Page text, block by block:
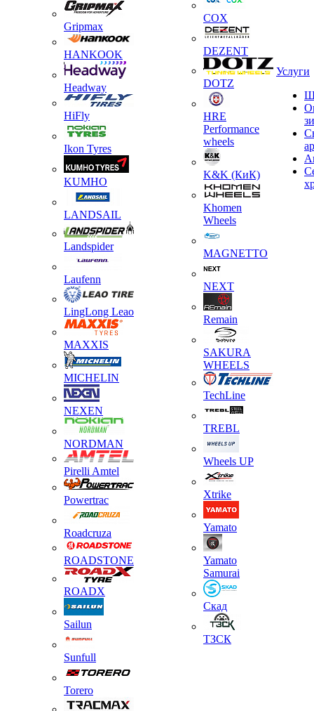
Gripmax
HANKOOK
Headway
HiFly
Ikon Tyres
KUMHO
LANDSAIL
Landspider
Laufenn
LingLong Leao
MAXXIS
MICHELIN
NEXEN
NORDMAN
Pirelli Amtel
Powertrac
Roadcruza
ROADSTONE
ROADX
Sailun
Sunfull
Torero
COX
DEZENT
DOTZ
HRE
Performance
wheels
K&K (КиК)
Khomen
Wheels
MAGNETTO
NEXT
Remain
SAKURA
WHEELS
TechLine
TREBL
Wheels UP
Xtrike
Yamato
Yamato
Samurai
Скад
ТЗСК
Услуги